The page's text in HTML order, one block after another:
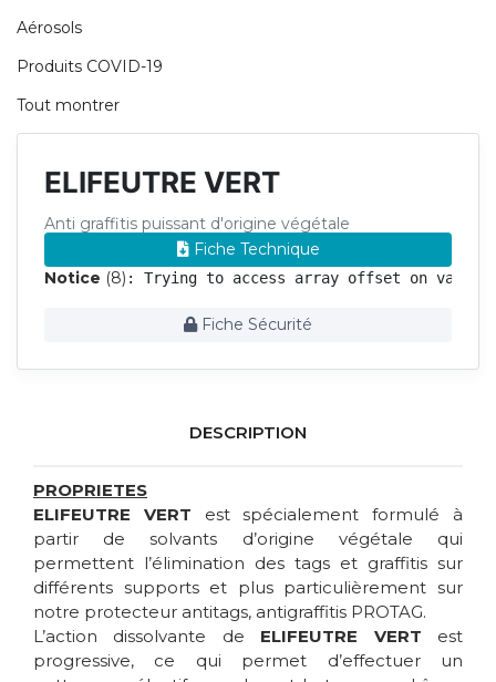
Aérosols
Produits COVID-19
Tout montrer
ELIFEUTRE VERT
Anti graffitis puissant d'origine végétale
Fiche Technique
Notice (8) : Trying to access array offset on
Fiche Sécurité
DESCRIPTION
PROPRIETES
ELIFEUTRE VERT est spécialement formulé à
partir de solvants d’origine végétale qui
permettent l’élimination des tags et graffitis sur
différents supports et plus particulièrement sur
notre protecteur antitags, antigraffitis PROTAG.
L’action dissolvante de ELIFEUTRE VERT est
progressive, ce qui permet d’effectuer un